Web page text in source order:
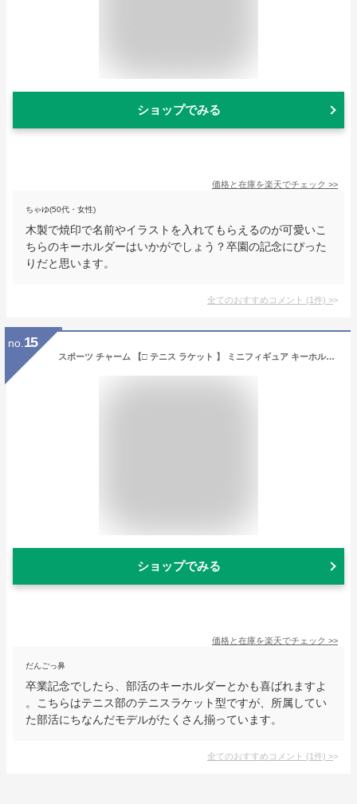
ショップでみる
価格と在庫を楽天でチェック >>
ちゃゆ(50代・女性)
木製で焼印で名前やイラストを入れてもらえるのが可愛いこ
ちらのキーホルダーはいかがでしょう？卒園の記念にぴった
りだと思います。
全てのおすすめコメント (1件) >
no. 15
スポーツ チャーム 【□ テニス ラケット 】 ミニフィギュア キーホルダー ストラップ 卒業記念品 卒部記念品 卒団記念品 卒園記念品 部活 引退 1個から ギフト プレゼント オリジナル
ショップでみる
価格と在庫を楽天でチェック >>
だんごっ鼻
卒業記念でしたら、部活のキーホルダーとかも喜ばれますよ
。こちらはテニス部のテニスラケット型ですが、所属してい
た部活にちなんだモデルがたくさん揃っています。
全てのおすすめコメント (1件) >